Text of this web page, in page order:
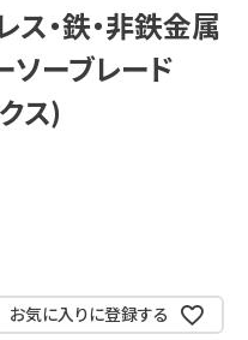
・鉄・非鉄金属
ソーブレード
ス)
お気に入りに登録する